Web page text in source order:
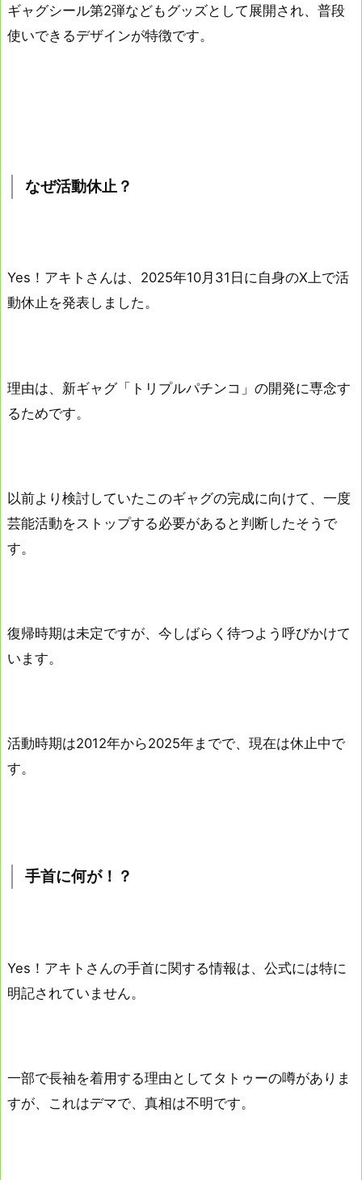
ギャグシール第2弾などもグッズとして展開され、普段
使いできるデザインが特徴です。
なぜ活動休止？
Yes！アキトさんは、2025年10月31日に自身のX上で活
動休止を発表しました。
理由は、新ギャグ「トリプルパチンコ」の開発に専念す
るためです。
以前より検討していたこのギャグの完成に向けて、一度
芸能活動をストップする必要があると判断したそうで
す。
復帰時期は未定ですが、今しばらく待つよう呼びかけて
います。
活動時期は2012年から2025年までで、現在は休止中で
す。
手首に何が！？
Yes！アキトさんの手首に関する情報は、公式には特に
明記されていません。
一部で長袖を着用する理由としてタトゥーの噂がありま
すが、これはデマで、真相は不明です。